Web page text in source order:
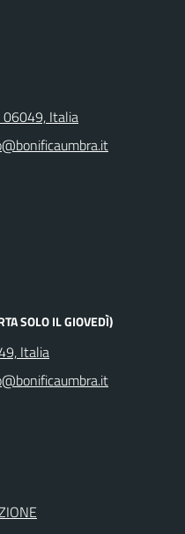
06049, Italia
SOLO IL GIOVEDÌ)
Italia